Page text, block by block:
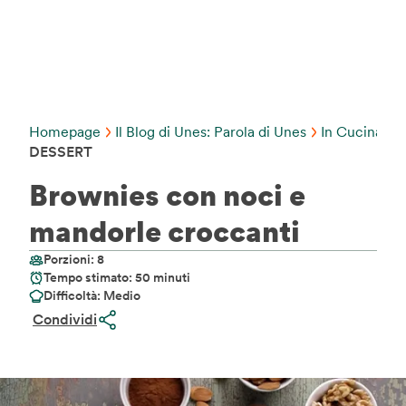
Homepage Il Blog di Unes: Parola di Unes
In Cucina
DESSERT
Brownies con noci e
mandorle croccanti
Porzioni: 8
Tempo stimato: 50 minuti
Difficoltà: Medio
Condividi